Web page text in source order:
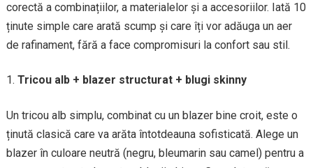
corectă a combinațiilor, a materialelor și a accesoriilor. Iată 10
ținute simple care arată scump și care îți vor adăuga un aer
de rafinament, fără a face compromisuri la confort sau stil.
Tricou alb + blazer structurat + blugi skinny
Un tricou alb simplu, combinat cu un blazer bine croit, este o
ținută clasică care va arăta întotdeauna sofisticată. Alege un
blazer în culoare neutră (negru, bleumarin sau camel) pentru a